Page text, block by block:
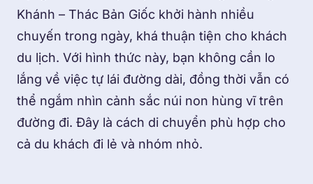
Khánh – Thác Bản Giốc khởi hành nhiều
chuyến trong ngày, khá thuận tiện cho khách
du lịch. Với hình thức này, bạn không cần lo
lắng về việc tự lái đường dài, đồng thời vẫn có
thể ngắm nhìn cảnh sắc núi non hùng vĩ trên
đường đi. Đây là cách di chuyển phù hợp cho
cả du khách đi lẻ và nhóm nhỏ.